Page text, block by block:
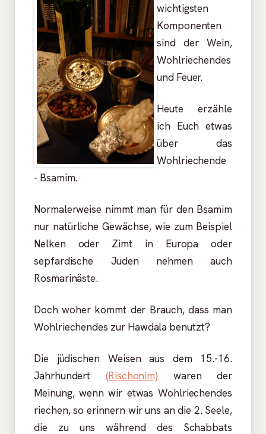
wichtigsten
Komponenten
sind der Wein,
Wohlriechendes
und Feuer.
Heute erzähle
ich Euch etwas
über das
Wohlriechende
- Bsamim.
Normalerweise nimmt man für den Bsamim
nur natürliche Gewächse, wie zum Beispiel
Nelken oder Zimt in Europa oder
sepfardische Juden nehmen auch
Rosmarinäste.
Doch woher kommt der Brauch, dass man
Wohlriechendes zur Hawdala benutzt?
Die jüdischen Weisen aus dem 15.-16.
Jahrhundert (Rischonim) waren der
Meinung, wenn wir etwas Wohlriechendes
riechen, so erinnern wir uns an die 2. Seele,
die zu uns während des Schabbats